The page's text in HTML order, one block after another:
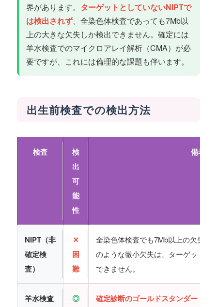
界があります。 ターゲットとしていないNIPTで
は検出されず、全染色体検査であっても7Mb以
上の大きな欠失しか検出できません。確定には
羊水検査でのマイクロアレイ解析（CMA）が必
要ですが、これには倫理的な課題も伴います。
出生前検査での検出方法
検査
検
出
可
能
性
備考
NIPT（非
確定検
査）
✕
困
難
全染色体検査でも7Mb以上の欠失し
のような微小欠失は、ターゲットと
できません。
羊水検査
◎
確定診断のゴールドスタンダード